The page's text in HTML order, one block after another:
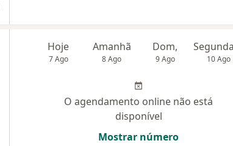
Hoje
7 Ago
Amanhã
8 Ago
Dom,
9 Ago 10 Ago
O agendamento online não está
disponível
Mostrar número